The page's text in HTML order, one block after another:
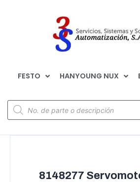
FESTO HANYOUNG NUX
8148277